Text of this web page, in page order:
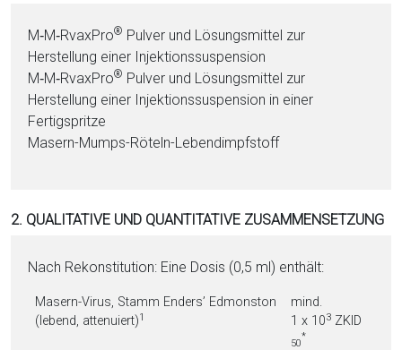
M‑M‑RvaxPro® Pul­ver und Lö­sungs­mit­tel zur
Herstellung ei­ner In­jek­ti­ons­sus­pen­si­on
M‑M‑RvaxPro® Pul­ver und Lö­sungs­mit­tel zur
Herstellung ei­ner In­jek­ti­ons­sus­pen­si­on in ei­ner
Fertigspritze
Ma­sern-Mumps-Rö­teln-Lebendimpfstoff
2. QUALITATIVE UND QUANTITATIVE ZUSAMMENSETZUNG
Nach Rekonstitution: Eine Do­sis (0,5 ml) enthält:
Ma­sern-Vi­rus, Stamm Enders’ Edmonston
(le­bend, atte­nu­iert)1
mind.
1 x 103 ZKID
50
*